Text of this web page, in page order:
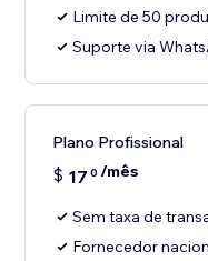
Limite de 50
Suporte via
Plano Profissional
$ 17 0 /mês
Sem taxa de
Fornecedor